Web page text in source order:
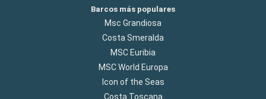
Barcos más populares
Msc Grandiosa
Costa Smeralda
MSC Euribia
MSC World Europa
Icon of the Seas
Costa Toscana